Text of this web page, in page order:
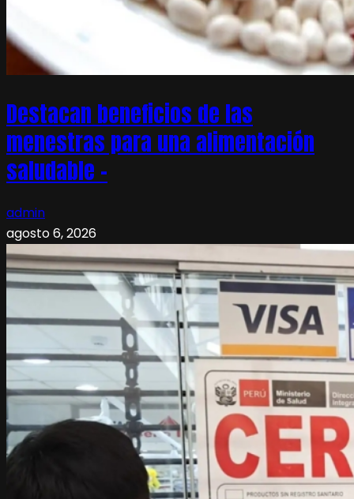
Destacan beneficios de las
menestras para una alimentación
saludable –
admin
agosto 6, 2026